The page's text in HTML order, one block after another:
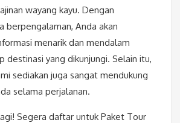
wayang kayu. Dengan
berpengalaman, Anda akan
menarik dan mendalam
destinasi yang dikunjungi. Selain itu,
sediakan juga sangat mendukung
selama perjalanan.
Segera daftar untuk Paket Tour